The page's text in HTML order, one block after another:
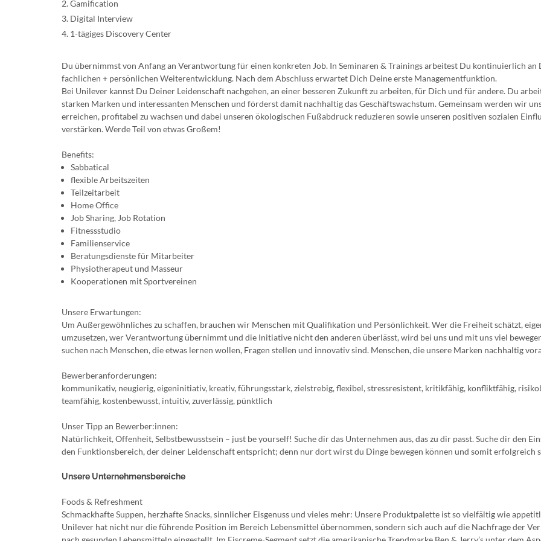
2. Gamification
3. Digital Interview
4. 1-tägiges Discovery Center
Du übernimmst von Anfang an Verantwortung für einen konkreten Job. In Seminaren & Trainings arbeitest Du kontinuierlich an
fachlichen + persönlichen Weiterentwicklung. Nach dem Abschluss erwartet Dich Deine erste Managementfunktion.
Bei Unilever kannst Du Deiner Leidenschaft nachgehen, an einer besseren Zukunft zu arbeiten, für Dich und für andere. Du
starken Marken und interessanten Menschen und förderst damit nachhaltig das Geschäftswachstum. Gemeinsam werden wir
erreichen, profitabel zu wachsen und dabei unseren ökologischen Fußabdruck reduzieren sowie unseren positiven sozialen
verstärken. Werde Teil von etwas Großem!
Benefits:
Sabbatical
flexible Arbeitszeiten
Teilzeitarbeit
Home Office
Job Sharing, Job Rotation
Fitnessstudio
Familienservice
Beratungsdienste für Mitarbeiter
Physiotherapeut und Masseur
Kooperationen mit Sportvereinen
Unsere Erwartungen:
Um Außergewöhnliches zu schaffen, brauchen wir Menschen mit Qualifikation und Persönlichkeit. Wer die Freiheit schätzt,
umzusetzen, wer Verantwortung übernimmt und die Initiative nicht den anderen überlässt, wird bei uns und mit uns viel
suchen nach Menschen, die etwas lernen wollen, Fragen stellen und innovativ sind. Menschen, die unsere Marken nachhaltig
Bewerberanforderungen:
kommunikativ, neugierig, eigeninitiativ, kreativ, führungsstark, zielstrebig, flexibel, stressresistent, kritikfähig, konfliktfähig,
teamfähig, kostenbewusst, intuitiv, zuverlässig, pünktlich
Unser Tipp an Bewerber:innen:
Natürlichkeit, Offenheit, Selbstbewusstsein – just be yourself! Suche dir das Unternehmen aus, das zu dir passt. Suche dir den
den Funktionsbereich, der deiner Leidenschaft entspricht; denn nur dort wirst du Dinge bewegen können und somit erfolgreich
Unsere Unternehmensbereiche
Foods & Refreshment
Schmackhafte Suppen, herzhafte Snacks, sinnlicher Eisgenuss und vieles mehr: Unsere Produktpalette ist so vielfältig wie
Unilever hat nicht nur die führende Position im Bereich Lebensmittel übernommen, sondern sich auch auf die Nachfrage der